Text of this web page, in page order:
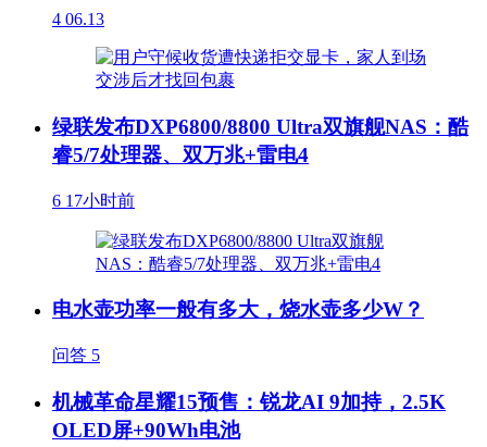
4 06.13
绿联发布DXP6800/8800 Ultra双旗舰NAS：酷
睿5/7处理器、双万兆+雷电4
6 17小时前
电水壶功率一般有多大，烧水壶多少W？
问答 5
机械革命星耀15预售：锐龙AI 9加持，2.5K
OLED屏+90Wh电池